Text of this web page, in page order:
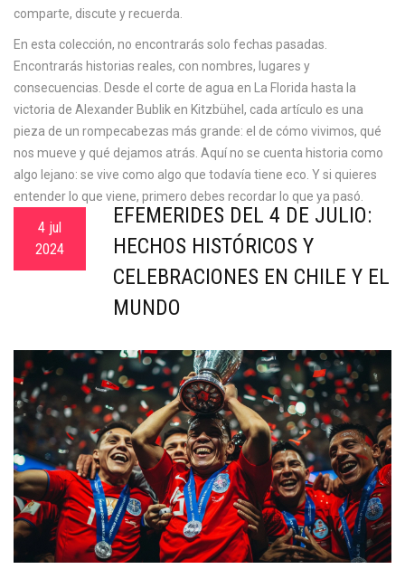
comparte, discute y recuerda.
En esta colección, no encontrarás solo fechas pasadas.
Encontrarás historias reales, con nombres, lugares y
consecuencias. Desde el corte de agua en La Florida hasta la
victoria de Alexander Bublik en Kitzbühel, cada artículo es una
pieza de un rompecabezas más grande: el de cómo vivimos, qué
nos mueve y qué dejamos atrás. Aquí no se cuenta historia como
algo lejano: se vive como algo que todavía tiene eco. Y si quieres
entender lo que viene, primero debes recordar lo que ya pasó.
4 jul
2024
EFEMÉRIDES DEL 4 DE JULIO:
HECHOS HISTÓRICOS Y
CELEBRACIONES EN CHILE Y EL
MUNDO